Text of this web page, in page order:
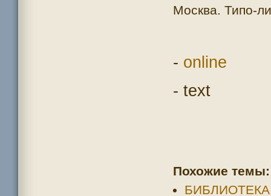
Москва. Типо-
- online
- text
Похожие темы:
БИБЛИОТЕКА